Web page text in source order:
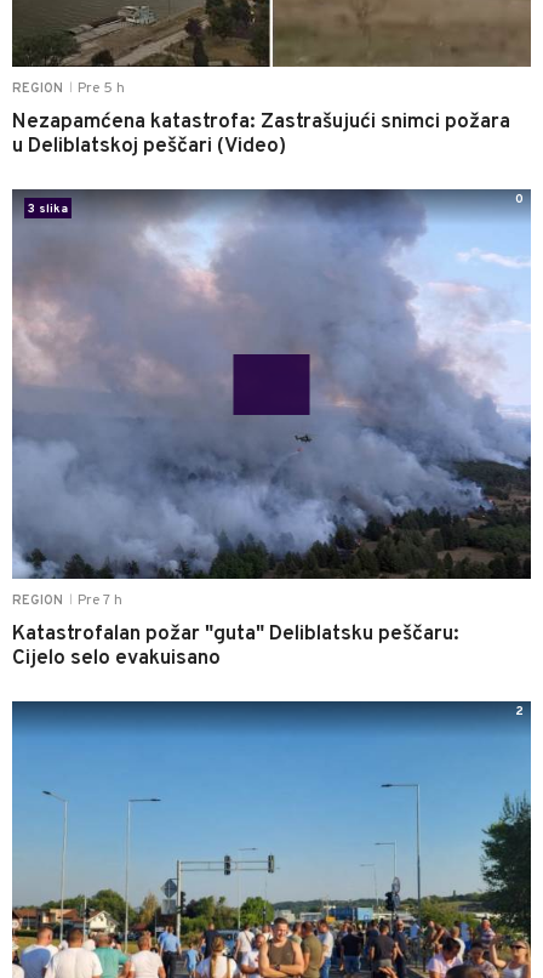
REGION Pre 5 h
Nezapamćena katastrofa: Zastrašujući snimci požara
u Deliblatskoj peščari (Video)
REGION Pre 7 h
Katastrofalan požar "guta" Deliblatsku peščaru:
Cijelo selo evakuisano
3 slika
0
2